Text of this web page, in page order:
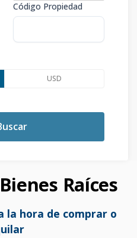
Código Propiedad
USD
Raíces
la hora de comprar o